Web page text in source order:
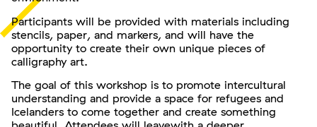
Participants will be provided with materials including
stencils, paper, and markers, and will have the
opportunity to create their own unique pieces of
calligraphy art.
The goal of this workshop is to promote intercultural
understanding and provide a space for refugees and
Icelanders to come together and create something